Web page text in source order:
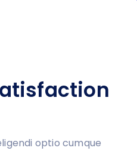
optio cumque